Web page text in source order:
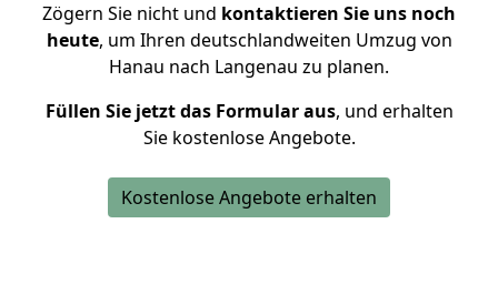
Zögern Sie nicht und kontaktieren Sie uns noch
heute, um Ihren deutschlandweiten Umzug von
Hanau nach Langenau zu planen.
Füllen Sie jetzt das Formular aus, und erhalten
Sie kostenlose Angebote.
Kostenlose Angebote erhalten